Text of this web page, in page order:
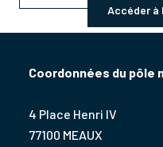
Accéder à
Coordonnées du pôle
4 Place Henri IV
77100 MEAUX